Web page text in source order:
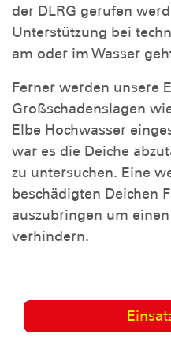
der DLRG gerufen
Unterstützung bei
am oder im Wasser
Ferner werden unsere
Großschadenslagen
Elbe Hochwasser
war es die Deiche
zu untersuchen. Eine
beschädigten Deichen
auszubringen um
verhindern.